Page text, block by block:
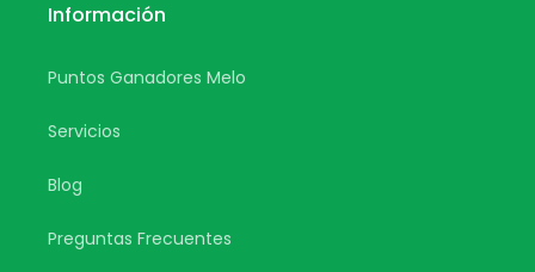
Información
Puntos Ganadores Melo
Servicios
Blog
Preguntas Frecuentes